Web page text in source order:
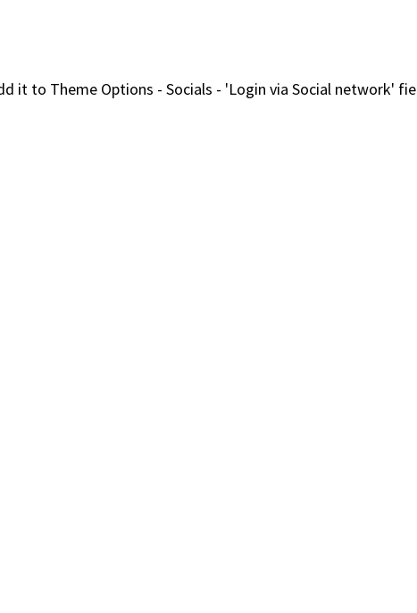
it to Theme Options - Socials - 'Login via Social network'